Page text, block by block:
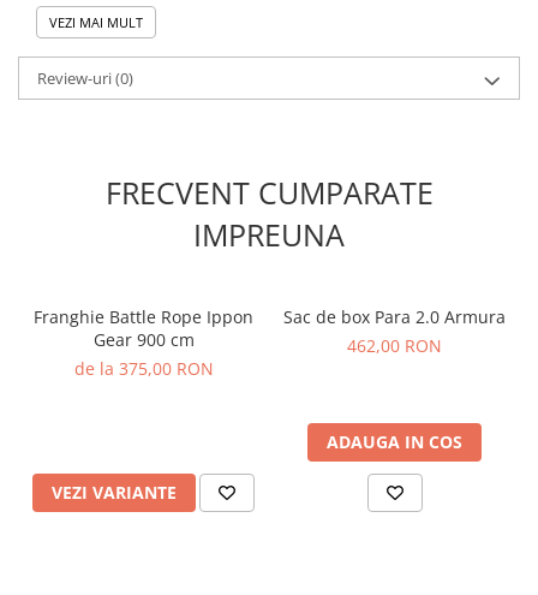
✔️PSI:150K – duritate excelentă
✔️Sistem de rotație:
✔️
Capacitate maximă de încărcare:
✔️Include coliere + set de siguranțe
VEZI MAI MULT
Review-uri(0)
FRECVENT CUMPARATE
IMPREUNA
Franghie Battle Rope Ippon
Gear 900 cm
de la 375,00 RON
VEZI VARIANTE
Sac de box Para 2.0 Armura
462,00 RON
ADAUGA IN COS